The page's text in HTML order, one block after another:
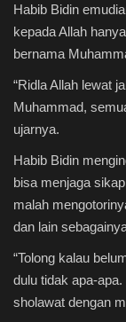
Habib Bidin
kepada Allah
bernama
“Ridla Allah lewat
Muhammad,
ujarnya.
Habib Bidin
bisa menjaga
malah
dan lain
“Tolong kalau
dulu tidak apa-
sholawat dengan